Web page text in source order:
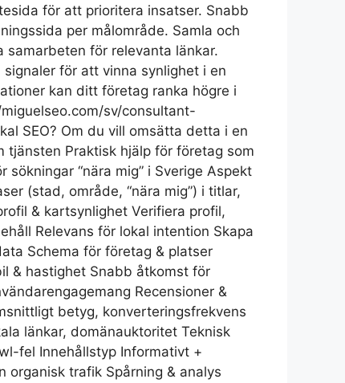
för att prioritera insatser. Snabb
per målområde. Samla och
samarbeten för relevanta länkar.
för att vinna synlighet i en
kan ditt företag ranka högre i
sv/consultant-
SEO? Om du vill omsätta detta i en
tjänsten Praktisk hjälp för företag som
“nära mig” i Sverige Aspekt
(stad, område, “nära mig”) i titlar,
& kartsynlighet Verifiera profil,
Relevans för lokal intention Skapa
Schema för företag & platser
& hastighet Snabb åtkomst för
Recensioner &
betyg, konverteringsfrekvens
länkar, domänauktoritet Teknisk
fel Innehållstyp Informativt +
trafik Spårning & analys